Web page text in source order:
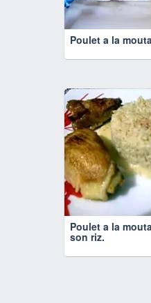
Poulet a la
Poulet a la
son riz.